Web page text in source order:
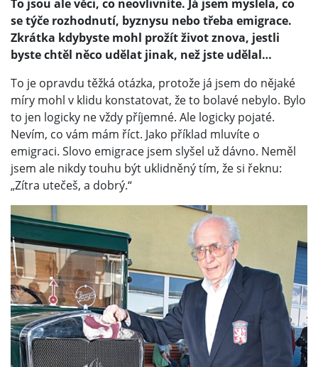
To jsou ale věci, co neovlivníte. Já jsem myslela, co
se týče rozhodnutí, byznysu nebo třeba emigrace.
Zkrátka kdybyste mohl prožít život znova, jestli
byste chtěl něco udělat jinak, než jste udělal…
To je opravdu těžká otázka, protože já jsem do nějaké
míry mohl v klidu konstatovat, že to bolavé nebylo. Bylo
to jen logicky ne vždy příjemné. Ale logicky pojaté.
Nevím, co vám mám říct. Jako příklad mluvíte o
emigraci. Slovo emigrace jsem slyšel už dávno. Neměl
jsem ale nikdy touhu být uklidněný tím, že si řeknu:
„Zítra utečeš, a dobrý.“